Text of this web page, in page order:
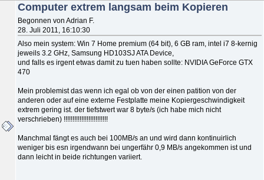
Computer extrem langsam beim Kopieren
Begonnen von Adrian F.
28. Juli 2011, 16:10:30
Also mein system: Win 7 Home premium (64 bit), 6 GB ram, intel i7 8-kernig
jeweils 3.2 GHz, Samsung HD103SJ ATA Device,
und falls es irgent etwas damit zu tuen haben sollte: NVIDIA GeForce GTX
470
Mein problemist das wenn ich egal ob von der einen patition von der
anderen oder auf eine externe Festplatte meine Kopiergeschwindigkeit
extrem gering ist. der tiefstwert war 8 byte/s (ich habe mich nicht
verschrieben) !!!!!!!!!!!!!!!!!!!!!!!!!
Manchmal fängt es auch bei 100MB/s an und wird dann kontinuirlich
weniger bis esn irgendwann bei ungerfähr 0,9 MB/s angekommen ist und
dann leicht in beide richtungen variiert.